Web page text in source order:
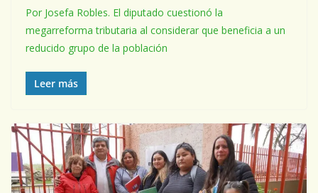
Por Josefa Robles. El diputado cuestionó la
megarreforma tributaria al considerar que beneficia a un
reducido grupo de la población
Leer más